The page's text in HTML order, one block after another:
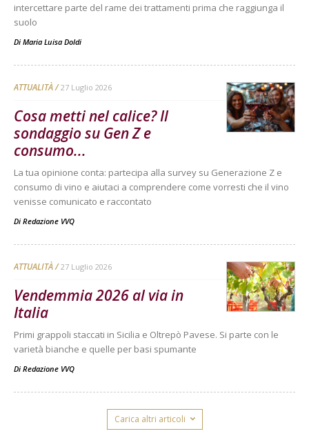
intercettare parte del rame dei trattamenti prima che raggiunga il
suolo
Di Maria Luisa Doldi
ATTUALITÀ 27 Luglio 2026
Cosa metti nel calice? Il
sondaggio su Gen Z e
consumo...
La tua opinione conta: partecipa alla survey su Generazione Z e
consumo di vino e aiutaci a comprendere come vorresti che il vino
venisse comunicato e raccontato
Di Redazione VVQ
ATTUALITÀ 27 Luglio 2026
Vendemmia 2026 al via in
Italia
Primi grappoli staccati in Sicilia e Oltrepò Pavese. Si parte con le
varietà bianche e quelle per basi spumante
Di Redazione VVQ
Carica altri articoli